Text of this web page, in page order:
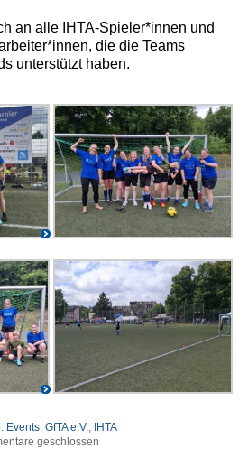
an alle IHTA-Spieler*innen und
die die Teams
unterstützt haben.
Events, GfTA e.V.
IHTA
geschlossen